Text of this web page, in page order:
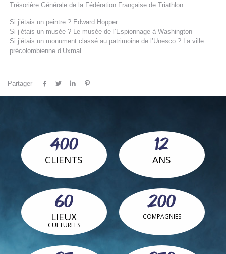
Trésorière Générale de la Fédération Française de Triathlon.
Si j’étais un peintre ? Edward Hopper
Si j’étais un musée ? Le musée de l’Espionnage à Washington
Si j’étais un monument classé au patrimoine de l’Unesco ? La ville
précolombienne d’Uxmal
Partager
400
CLIENTS
12
ANS
60
LIEUX
CULTURELS
200
COMPAGNIES